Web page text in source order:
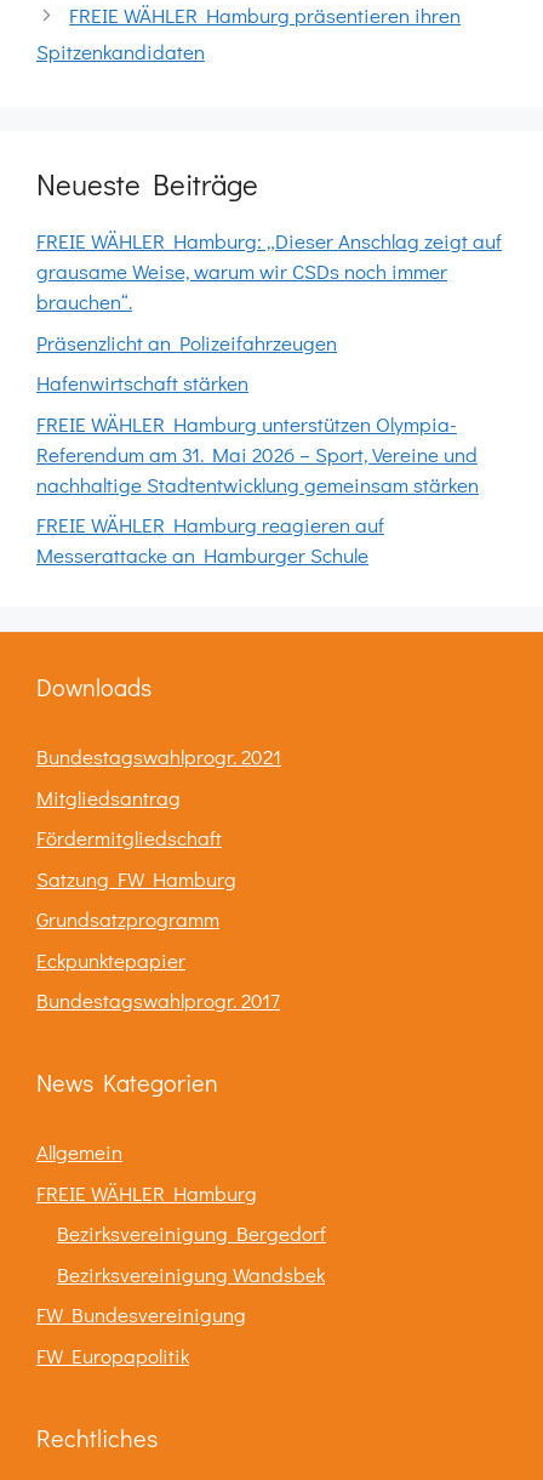
FREIE WÄHLER Hamburg präsentieren ihren
Spitzenkandidaten
Neueste Beiträge
FREIE WÄHLER Hamburg: „Dieser Anschlag zeigt auf
grausame Weise, warum wir CSDs noch immer
brauchen“.
Präsenzlicht an Polizeifahrzeugen
Hafenwirtschaft stärken
FREIE WÄHLER Hamburg unterstützen Olympia-
Referendum am 31. Mai 2026 – Sport, Vereine und
nachhaltige Stadtentwicklung gemeinsam stärken
FREIE WÄHLER Hamburg reagieren auf
Messerattacke an Hamburger Schule
Downloads
Bundestagswahlprogr. 2021
Mitgliedsantrag
Fördermitgliedschaft
Satzung FW Hamburg
Grundsatzprogramm
Eckpunktepapier
Bundestagswahlprogr. 2017
News Kategorien
Allgemein
FREIE WÄHLER Hamburg
Bezirksvereinigung Bergedorf
Bezirksvereinigung Wandsbek
FW Bundesvereinigung
FW Europapolitik
Rechtliches